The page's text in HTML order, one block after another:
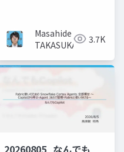
「Foundryで創る数理
最適化エージェント」
の協奏・共創・競争
Masahide
TAKASUKA
3.7K